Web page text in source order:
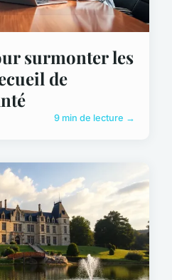
surmonter les
de
9 min de lecture →